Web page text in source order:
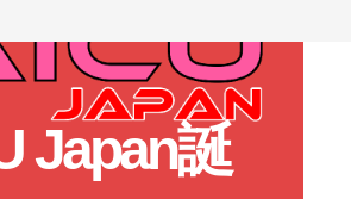
Japan誕